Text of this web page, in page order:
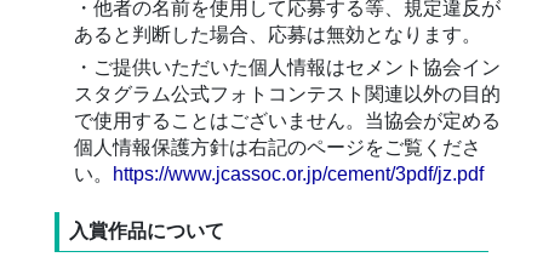
・他者の名前を使用して応募する等、規定違反が
あると判断した場合、応募は無効となります。
・ご提供いただいた個人情報はセメント協会イン
スタグラム公式フォトコンテスト関連以外の目的
で使用することはございません。当協会が定める
個人情報保護方針は右記のページをご覧くださ
い。
https://www.jcassoc.or.jp/cement/3pdf/jz.pdf
入賞作品について